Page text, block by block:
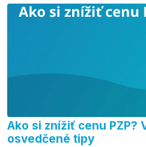
Ako si znížiť cenu PZP?
osvedčené tipy